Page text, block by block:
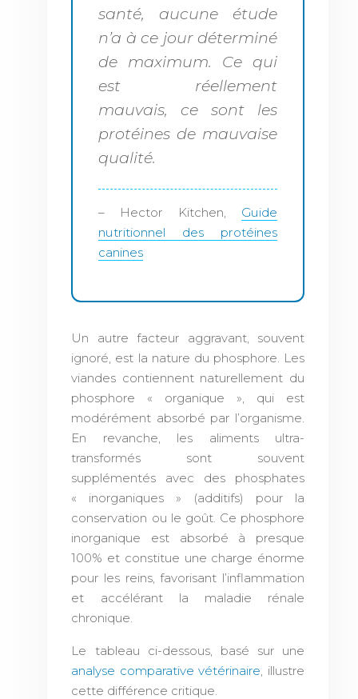
santé, aucune étude
n’a à ce jour déterminé
de maximum. Ce qui
est réellement
mauvais, ce sont les
protéines de mauvaise
qualité.
– Hector Kitchen, Guide
nutritionnel des protéines
canines
Un autre facteur aggravant, souvent
ignoré, est la nature du phosphore. Les
viandes contiennent naturellement du
phosphore « organique », qui est
modérément absorbé par l’organisme.
En revanche, les aliments ultra-
transformés sont souvent
supplémentés avec des phosphates
« inorganiques » (additifs) pour la
conservation ou le goût. Ce phosphore
inorganique est absorbé à presque
100% et constitue une charge énorme
pour les reins, favorisant l’inflammation
et accélérant la maladie rénale
chronique.
Le tableau ci-dessous, basé sur une
analyse comparative vétérinaire, illustre
cette différence critique.